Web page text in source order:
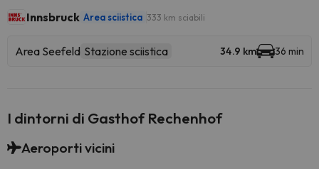
Innsbruck Area sciistica 333 km sciabili
Area Seefeld Stazione sciistica 34.9 km 36 min
I dintorni di Gasthof Rechenhof
Aeroporti vicini